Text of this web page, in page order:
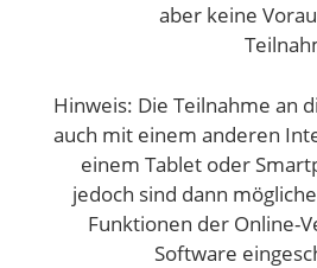
aber keine
Hinweis: Die Teilnahme an
auch mit einem anderen
einem Tablet oder
jedoch sind dann
Funktionen der Online-
Software